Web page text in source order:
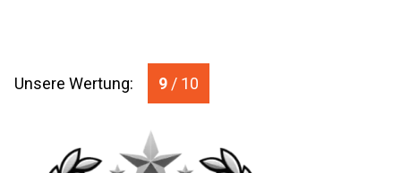
Unsere Wertung: 9 / 10